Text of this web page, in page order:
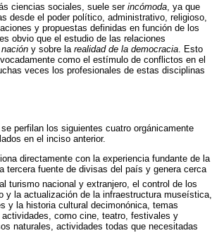
ciencias sociales, suele ser incómoda , ya que
desde el poder político, administrativo, religioso,
y propuestas definidas en función de los
obvio que el estudio de las relaciones
y sobre la realidad de la democracia . Esto
como el estímulo de conflictos en el
veces los profesionales de estas disciplinas
perfilan los siguientes cuatro orgánicamente
en el inciso anterior.
directamente con la experiencia fundante de la
tercera fuente de divisas del país y genera cerca
turismo nacional y extranjero, el control de los
y la actualización de la infraestructura museística,
y la historia cultural decimonónica, temas
como cine, teatro, festivales y
naturales, actividades todas que necesitadas